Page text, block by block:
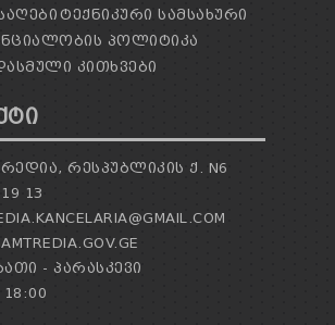
ᲢᲔᲥᲜᲘᲙᲣᲠᲘ ᲡᲐᲛᲡᲐᲮᲣᲠᲘ
ᲞᲝᲚᲘᲢᲘᲙᲐ
ᲙᲘᲗᲮᲕᲔᲑᲘ
ᲠᲔᲡᲞᲣᲑᲚᲘᲙᲘᲡ Ქ. N6
13
- ᲞᲐᲠᲐᲡᲙᲔᲕᲘ
18:00